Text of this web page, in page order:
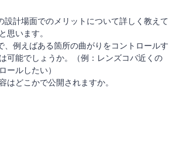
設計場面でのメリットについて詳しく教えて
思います。
、例えばある箇所の曲がりをコントロールす
可能でしょうか。（例：レンズコバ近くの
ールしたい）
はどこかで公開されますか。